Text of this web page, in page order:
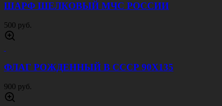
ШАРФ ШЕЛКОВЫЙ МЧС РОССИИ
500 руб.
ФЛАГ РОЖДЕННЫЙ В СССР 90Х135
900 руб.